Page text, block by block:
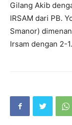
Gilang Akib
IRSAM dari PB.
Smanor)
Irsam dengan 2-1.